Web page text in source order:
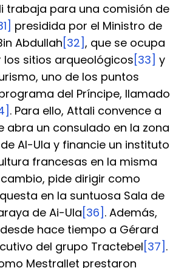
trabaja para una comisión de
presidida por el Ministro de
Abdullah [32], que se ocupa
los sitios arqueológicos [33] y
uno de los puntos
del Príncipe, llamado
. Para ello, Attali convence a
abra un consulado en la zona
Al-Ula y financie un instituto
francesas en la misma
cambio, pide dirigir como
en la suntuosa Sala de
de Ai-Ula [36] . Además,
hace tiempo a Gérard
del grupo Tractebel [37] .
Mestrallet prestaron